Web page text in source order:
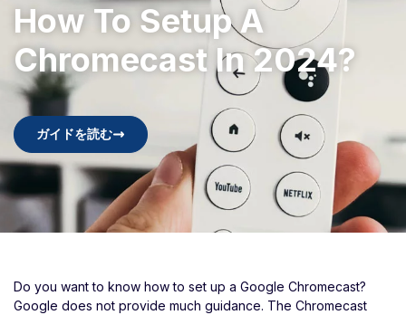
How To Setup A
Chromecast In 2024?
ガイドを読む
Do you want to know how to set up a Google Chromecast?
Google does not provide much guidance. The Chromecast